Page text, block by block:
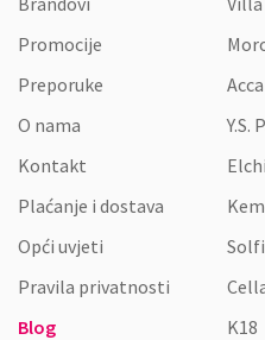
Promocije
Preporuke
O nama
Kontakt
Plaćanje i dostava
Opći uvjeti
Pravila privatnosti
Blog
Y.S.
K18